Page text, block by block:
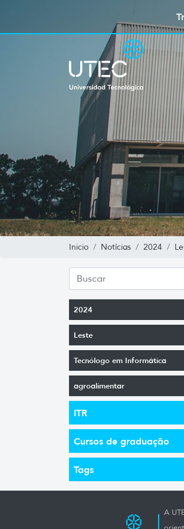
Inicio Notícias 2024
2024
Leste
Tecnólogo em Informática
agroalimentar
ITR
Cursos de graduação
Tags
A